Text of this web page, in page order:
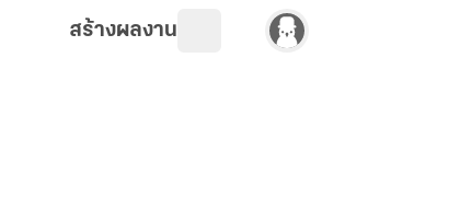
สร้างผลงาน